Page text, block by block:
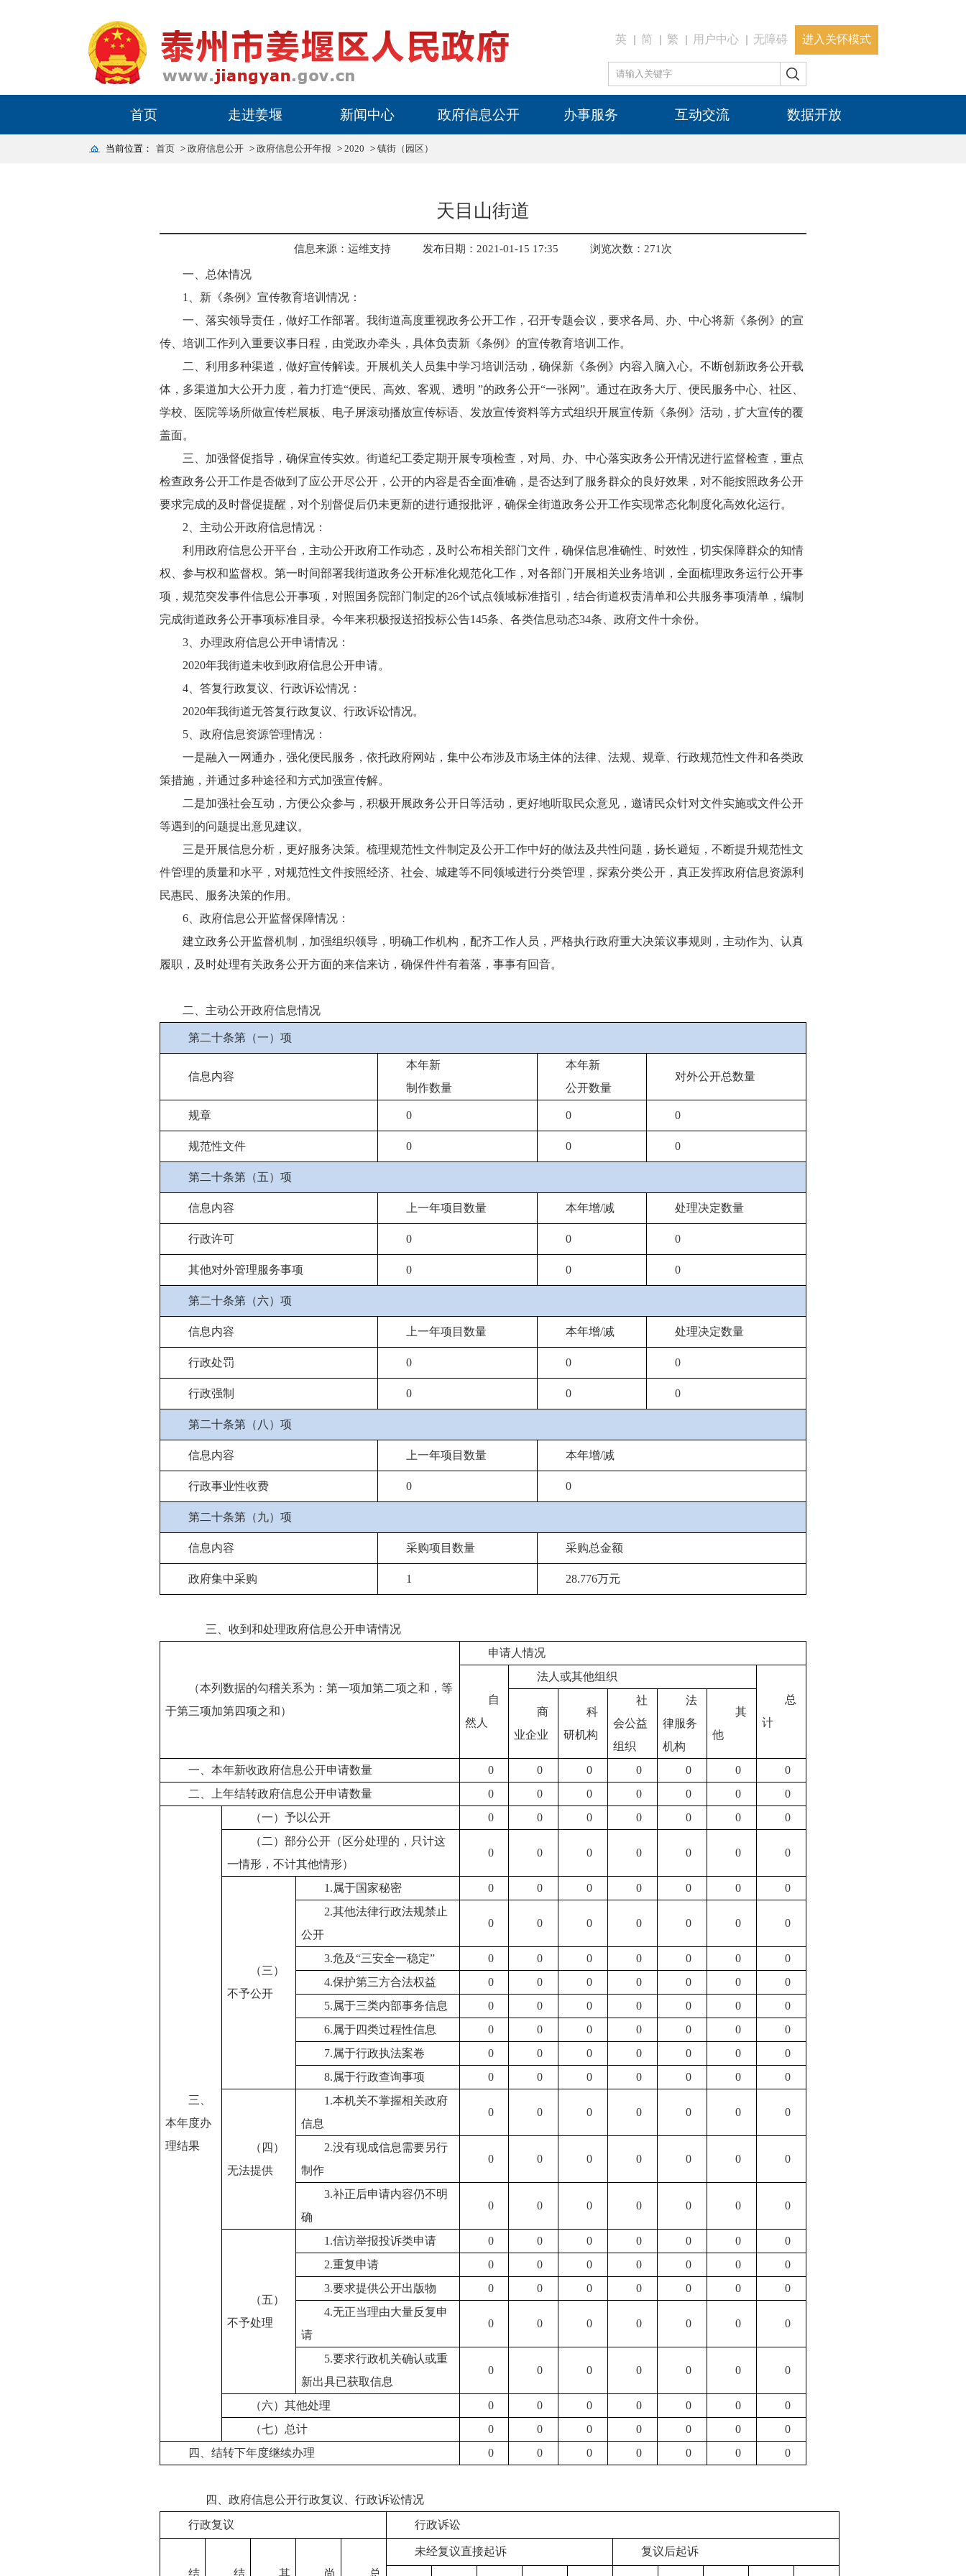
英 简 繁 用户中心 无障碍 进入关怀模式
首页 走进姜堰 新闻中心 政府信息公开 办事服务 互动交流 数据开放
当前位置： 首页 > 政府信息公开 > 政府信息公开年报 > 2020 > 镇街（园区）
天目山街道
信息来源：运维支持 发布日期：2021-01-15 17:35 浏览次数： 271 次
一、总体情况
1、新《条例》宣传教育培训情况：
一、落实领导责任，做好工作部署。我街道高度重视政务公开工作，召开专题会议，要求各局、办、中心将新《条例》的宣
传、培训工作列入重要议事日程，由党政办牵头，具体负责新《条例》的宣传教育培训工作。
二、利用多种渠道，做好宣传解读。开展机关人员集中学习培训活动，确保新《条例》内容入脑入心。不断创新政务公开载
体，多渠道加大公开力度，着力打造“便民、高效、客观、透明 ”的政务公开“一张网”。通过在政务大厅、便民服务中心、社区、
学校、医院等场所做宣传栏展板、电子屏滚动播放宣传标语、发放宣传资料等方式组织开展宣传新《条例》活动，扩大宣传的覆
盖面。
三、加强督促指导，确保宣传实效。街道纪工委定期开展专项检查，对局、办、中心落实政务公开情况进行监督检查，重点
检查政务公开工作是否做到了应公开尽公开，公开的内容是否全面准确，是否达到了服务群众的良好效果，对不能按照政务公开
要求完成的及时督促提醒，对个别督促后仍未更新的进行通报批评，确保全街道政务公开工作实现常态化制度化高效化运行。
2、主动公开政府信息情况：
利用政府信息公开平台，主动公开政府工作动态，及时公布相关部门文件，确保信息准确性、时效性，切实保障群众的知情
权、参与权和监督权。第一时间部署我街道政务公开标准化规范化工作，对各部门开展相关业务培训，全面梳理政务运行公开事
项，规范突发事件信息公开事项，对照国务院部门制定的26个试点领域标准指引，结合街道权责清单和公共服务事项清单，编制
完成街道政务公开事项标准目录。今年来积极报送招投标公告145条、各类信息动态34条、政府文件十余份。
3、办理政府信息公开申请情况：
2020年我街道未收到政府信息公开申请。
4、答复行政复议、行政诉讼情况：
2020年我街道无答复行政复议、行政诉讼情况。
5、政府信息资源管理情况：
一是融入一网通办，强化便民服务，依托政府网站，集中公布涉及市场主体的法律、法规、规章、行政规范性文件和各类政
策措施，并通过多种途径和方式加强宣传解。
二是加强社会互动，方便公众参与，积极开展政务公开日等活动，更好地听取民众意见，邀请民众针对文件实施或文件公开
等遇到的问题提出意见建议。
三是开展信息分析，更好服务决策。梳理规范性文件制定及公开工作中好的做法及共性问题，扬长避短，不断提升规范性文
件管理的质量和水平，对规范性文件按照经济、社会、城建等不同领域进行分类管理，探索分类公开，真正发挥政府信息资源利
民惠民、服务决策的作用。
6、政府信息公开监督保障情况：
建立政务公开监督机制，加强组织领导，明确工作机构，配齐工作人员，严格执行政府重大决策议事规则，主动作为、认真
履职，及时处理有关政务公开方面的来信来访，确保件件有着落，事事有回音。
二、主动公开政府信息情况
第二十条第（一）项
信息内容
本年新
制作数量
本年新
公开数量
对外公开总数量
规章 0 0 0
规范性文件 0 0 0
第二十条第（五）项
信息内容 上一年项目数量 本年增/减 处理决定数量
行政许可 0 0 0
其他对外管理服务事项 0 0 0
第二十条第（六）项
信息内容 上一年项目数量 本年增/减 处理决定数量
行政处罚 0 0 0
行政强制 0 0 0
第二十条第（八）项
信息内容 上一年项目数量 本年增/减
行政事业性收费 0 0
第二十条第（九）项
信息内容 采购项目数量 采购总金额
政府集中采购 1 28.776万元
三、收到和处理政府信息公开申请情况
（本列数据的勾稽关系为：第一项加第二项之和，等
于第三项加第四项之和）
申请人情况
自
然人
法人或其他组织
总
计
商
业企业
科
研机构
社
会公益
组织
法
律服务
机构
其
他
一、本年新收政府信息公开申请数量 0 0 0 0 0 0
0
二、上年结转政府信息公开申请数量
0 0 0 0 0 0 0
三、
本年度办
理结果
（一）予以公开 0 0 0 0 0 0
0
（二）部分公开（区分处理的，只计这
一情形，不计其他情形）
0 0 0 0 0 0 0
（三）
不予公开
1.属于国家秘密 0 0 0 0 0 0
0
2.其他法律行政法规禁止
公开
0 0 0 0 0 0 0
3.危及“三安全一稳定” 0 0 0 0 0 0
0
4.保护第三方合法权益
0 0 0 0 0 0
0
5.属于三类内部事务信息
0 0 0 0 0 0
0
6.属于四类过程性信息
0 0 0 0 0 0
0
7.属于行政执法案卷
0 0 0 0 0 0
0
8.属于行政查询事项
0 0 0 0 0 0 0
（四）
无法提供
1.本机关不掌握相关政府
信息
0 0 0 0 0 0 0
2.没有现成信息需要另行
制作
0 0 0 0 0 0 0
3.补正后申请内容仍不明
确
0 0 0 0 0 0 0
（五）
不予处理
1.信访举报投诉类申请 0 0 0 0 0 0
0
2.重复申请
0 0 0 0 0 0
0
3.要求提供公开出版物
0 0 0 0 0 0
0
4.无正当理由大量反复申
请
0 0 0 0 0 0 0
5.要求行政机关确认或重
新出具已获取信息
0 0 0 0 0 0 0
（六）其他处理 0 0 0 0 0 0
0
（七）总计
0 0 0 0 0 0
0
四、结转下年度继续办理
0 0 0 0 0 0 0
四、政府信息公开行政复议、行政诉讼情况
行政复议 行政诉讼
结 结 其 尚 总
未经复议直接起诉 复议后起诉